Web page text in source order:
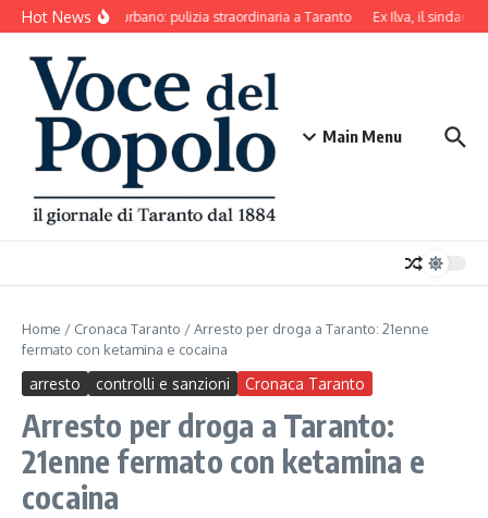
Salta al contenuto
Hot NewsDecoro urbano: pulizia straordinaria a Taranto Ex Ilva, il sindaco
Main Menu
Home / Cronaca Taranto /Arresto per droga a Taranto: 21enne
fermato con ketamina e cocaina
arresto controlli e sanzioni Cronaca Taranto
Arresto per droga a Taranto:
21enne fermato con ketamina e
cocaina